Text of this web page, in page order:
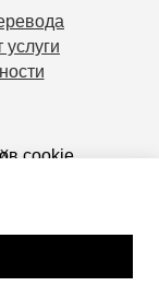
«Я-
cookie